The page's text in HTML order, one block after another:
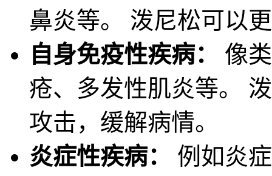
鼻炎等。 泼尼松可以
自身免疫性疾病：
像
疮、多发性肌炎等。
攻击，缓解病情。
炎症性疾病：
例如炎